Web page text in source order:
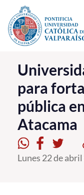
Click acá para ir
La Universidad
Investigación,
PUCV Internacional
Vinculación con el
Admisión
para
pública
Atacama
Lunes 22 de